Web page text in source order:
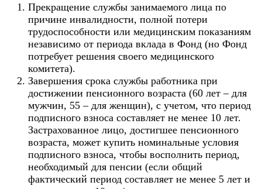
Прекращение службы занимаемого лица по
причине инвалидности, полной потери
трудоспособности или медицинским показаниям
независимо от периода вклада в Фонд (но Фонд
потребует решения своего медицинского
комитета).
Завершения срока службы работника при
достижении пенсионного возраста (60 лет – для
мужчин, 55 – для женщин), с учетом, что период
подписного взноса составляет не менее 10 лет.
Застрахованное лицо, достигшее пенсионного
возраста, может купить номинальные условия
подписного взноса, чтобы восполнить период,
необходимый для пенсии (если общий
фактический период составляет не менее 5 лет и